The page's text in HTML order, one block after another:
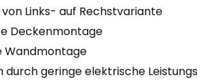
Links- auf Rechstvariante
Deckenmontage
Wandmontage
durch geringe elektrische